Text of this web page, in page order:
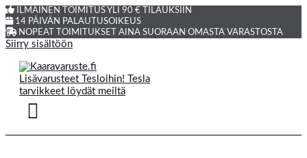
ILMAINEN TOIMITUS YLI 90 € TILAUKSIIN
14 PÄIVÄN PALAUTUSOIKEUS
NOPEAT TOIMITUKSET AINA SUORAAN OMASTA VARASTOSTA
Siirry sisältöön